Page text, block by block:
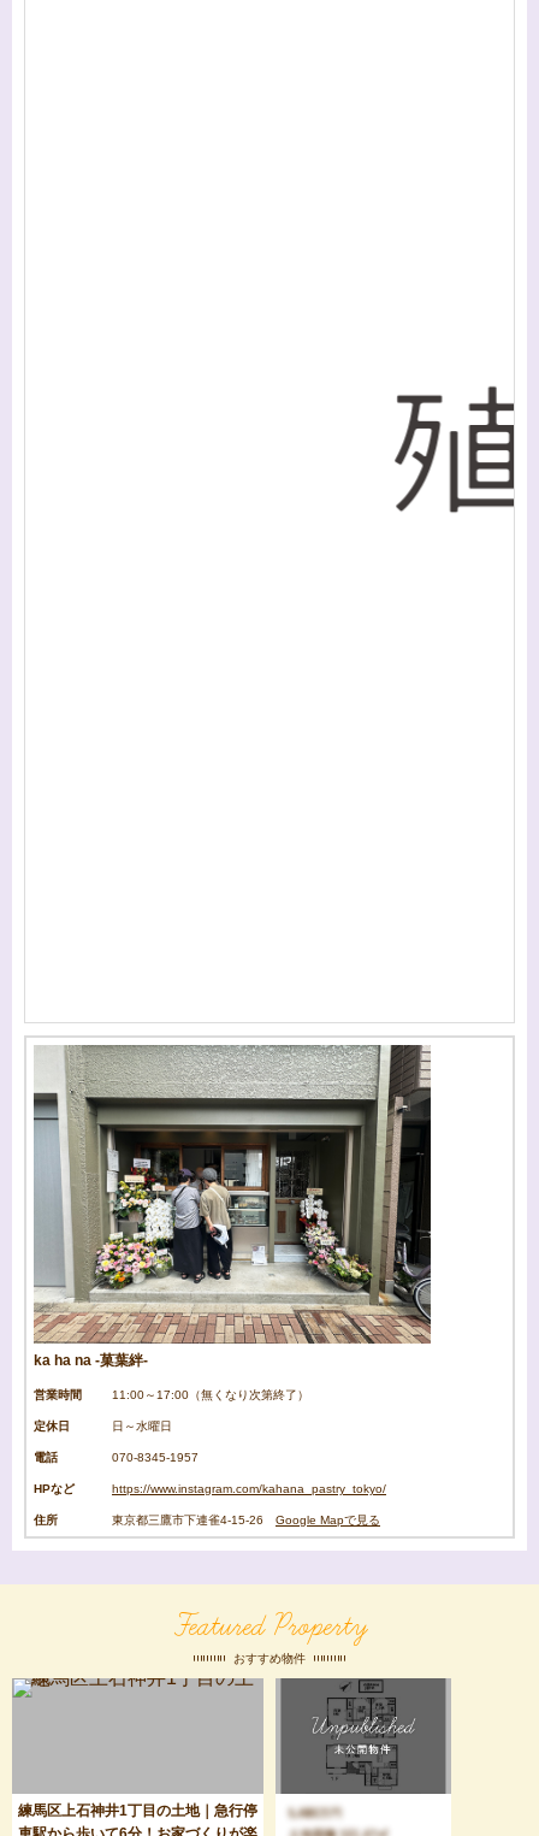
ka ha na -菓葉絆-
営業時間 11:00～17:00（無くなり次第終了）
定休日 日～水曜日
電話 070-8345-1957
HPなど https://www.instagram.com/kahana_pastry_tokyo/
住所 東京都三鷹市下連雀4-15-26 Google Mapで見る
Featured Property
おすすめ物件
練馬区上石神井1丁目の土地｜急行停